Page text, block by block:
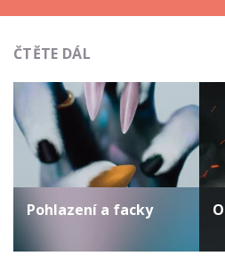
ČTĚTE DÁL
Pohlazení a facky